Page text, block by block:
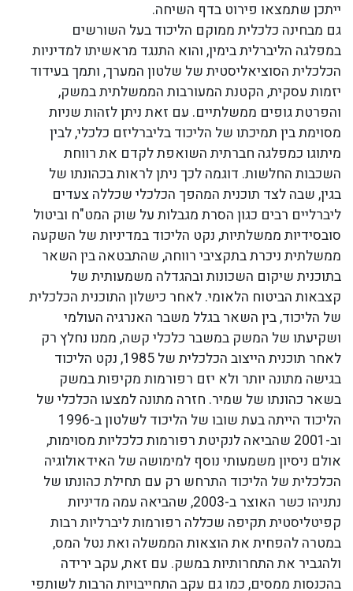
ייתכן שתמצאו פירוט בדף השיחה.
גם מבחינה כלכלית ממוקם הליכוד בעל השורשים
במפלגה הליברלית בימין, והוא התנגד מראשיתו למדיניות
הכלכלית הסוציאליסטית של שלטון המערך, ותמך בעידוד
יזמות עסקית, הקטנת המעורבות הממשלתית במשק,
והפרטת גופים ממשלתיים. עם זאת ניתן לזהות שניות
מסוימת בין תמיכתו של הליכוד בליברליזם כלכלי, לבין
מיתוגו כמפלגה חברתית השואפת לקדם את רווחת
השכבות החלשות. דוגמה לכך ניתן לראות בכהונתו של
בגין, שבה לצד תוכנית המהפך הכלכלי שכללה צעדים
ליברליים רבים כגון הסרת מגבלות על שוק המט"ח וביטול
סובסידיות ממשלתיות, נקט הליכוד במדיניות של השקעה
ממשלתית ניכרת בתקציבי רווחה, שהתבטאה בין השאר
בתוכנית שיקום השכונות ובהגדלה משמעותית של
קצבאות הביטוח הלאומי. לאחר כישלון התוכנית הכלכלית
של הליכוד, בין השאר בגלל משבר האנרגיה העולמי
ושקיעתו של המשק במשבר כלכלי קשה, ממנו נחלץ רק
לאחר תוכנית הייצוב הכלכלית של 1985, נקט הליכוד
בגישה מתונה יותר ולא יזם רפורמות מקיפות במשק
בשאר כהונתו של שמיר. חזרה מתונה למצעו הכלכלי של
הליכוד הייתה בעת שובו של הליכוד לשלטון ב-1996
וב-2001 שהביאה לנקיטת רפורמות כלכליות מסוימות,
אולם ניסיון משמעותי נוסף למימושה של האידאולוגיה
הכלכלית של הליכוד התרחש רק עם תחילת כהונתו של
נתניהו כשר האוצר ב-2003, שהביאה עמה מדיניות
קפיטליסטית תקיפה שכללה רפורמות ליברליות רבות
במטרה להפחית את הוצאות הממשלה ואת נטל המס,
ולהגביר את התחרותיות במשק. עם זאת, עקב ירידה
בהכנסות ממסים, כמו גם עקב התחייבויות הרבות לשותפי